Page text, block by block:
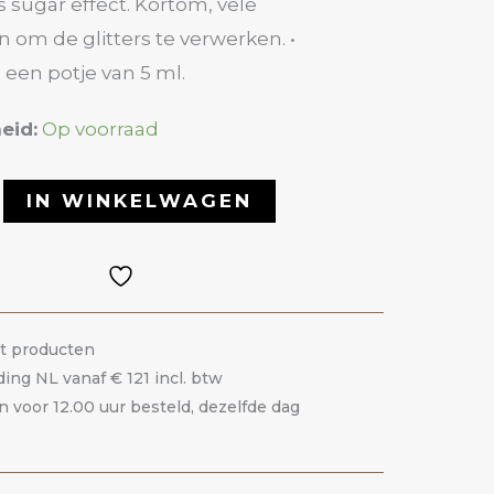
sugar effect. Kortom, vele
om de glitters te verwerken. •
potje van 5 ml.
Op voorraad
IN WINKELWAGEN
producten
NL vanaf € 121 incl. btw
voor 12.00 uur besteld, dezelfde dag